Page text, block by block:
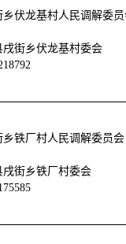
伏龙基村人民调解委
街乡伏龙基村委会
铁厂村人民调解委员会
街乡铁厂村委会